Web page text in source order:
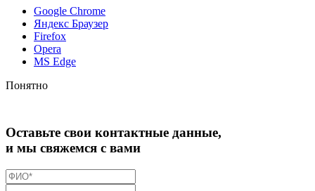
Google Chrome
Яндекс Браузер
Firefox
Opera
MS Edge
Понятно
Оставьте свои контактные данные,
и мы свяжемся с вами